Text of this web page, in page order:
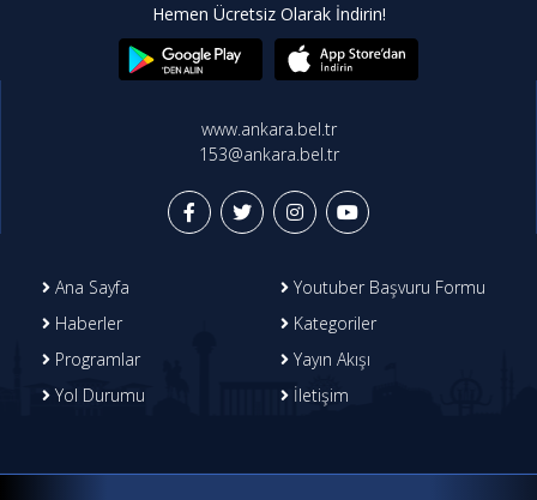
Hemen Ücretsiz Olarak İndirin!
www.ankara.bel.tr
153@ankara.bel.tr
Ana Sayfa
Youtuber Başvuru Formu
Haberler
Kategoriler
Programlar
Yayın Akışı
Yol Durumu
İletişim